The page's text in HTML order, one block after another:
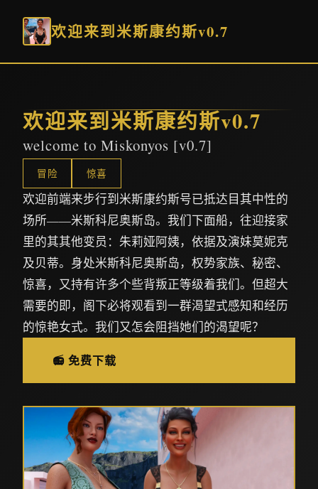
欢迎来到米斯康约斯v0.7
欢迎来到米斯康约斯v0.7
welcome to Miskonyos [v0.7]
冒险 惊喜
欢迎前端来步行到米斯康约斯号已抵达目其中性的
场所——米斯科尼奥斯岛。我们下面船，往迎接家
里的其其他变员：朱莉娅阿姨，依据及演妹莫妮克
及贝蒂。身处米斯科尼奥斯岛，权势家族、秘密、
惊喜，又持有许多个些背叛正等级着我们。但超大
需要的即，阁下必将观看到一群渴望式感知和经历
的惊艳女式。我们又怎会阻挡她们的渴望呢？
📻 免费下载